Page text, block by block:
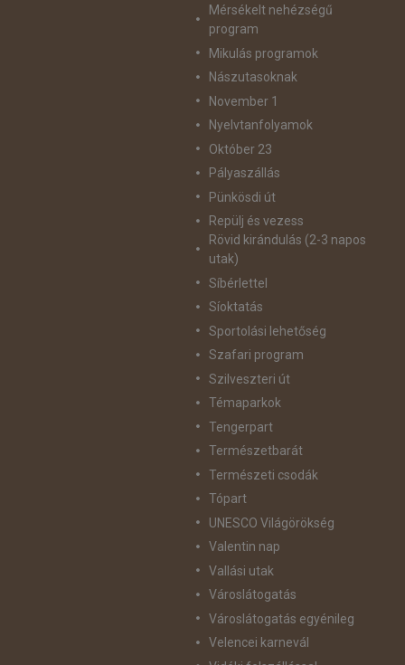
Mérsékelt nehézségű
program
Mikulás programok
Nászutasoknak
November 1
Nyelvtanfolyamok
Október 23
Pályaszállás
Pünkösdi út
Repülj és vezess
Rövid kirándulás (2-3 napos
utak)
Síbérlettel
Síoktatás
Sportolási lehetőség
Szafari program
Szilveszteri út
Témaparkok
Tengerpart
Természetbarát
Természeti csodák
Tópart
UNESCO Világörökség
Valentin nap
Vallási utak
Városlátogatás
Városlátogatás egyénileg
Velencei karnevál